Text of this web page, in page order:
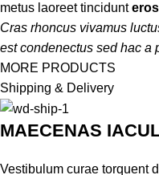
metus laoreet tincidunt
Cras rhoncus vivamus
est condenectus sed hac a
MORE PRODUCTS
Shipping & Delivery
MAECENAS
Vestibulum curae torquent